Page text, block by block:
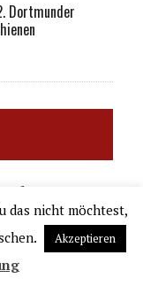
Dortmunder
Dystopie
das nicht möchtest,
Akzeptieren